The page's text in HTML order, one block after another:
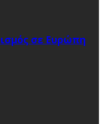
σε Ευρώπη